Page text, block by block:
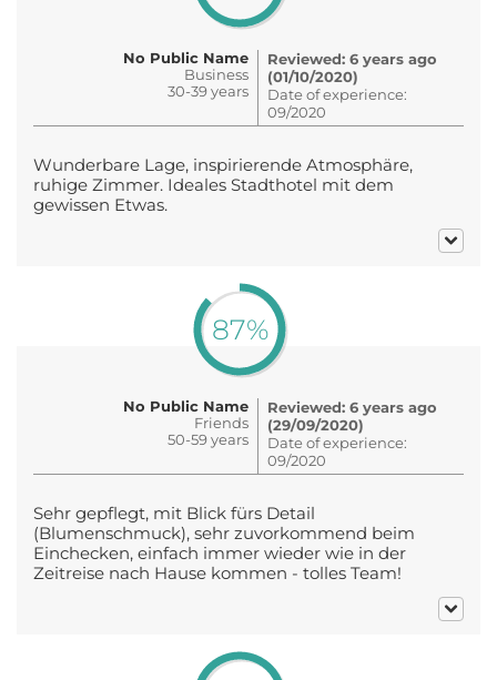
No Public Name
Business
30-39 years
Reviewed: 6 years ago
(01/10/2020)
Date of experience:
09/2020
Wunderbare Lage, inspirierende Atmosphäre,
ruhige Zimmer. Ideales Stadthotel mit dem
gewissen Etwas.
87%
No Public Name
Friends
50-59 years
Reviewed: 6 years ago
(29/09/2020)
Date of experience:
09/2020
Sehr gepflegt, mit Blick fürs Detail
(Blumenschmuck), sehr zuvorkommend beim
Einchecken, einfach immer wieder wie in der
Zeitreise nach Hause kommen - tolles Team!